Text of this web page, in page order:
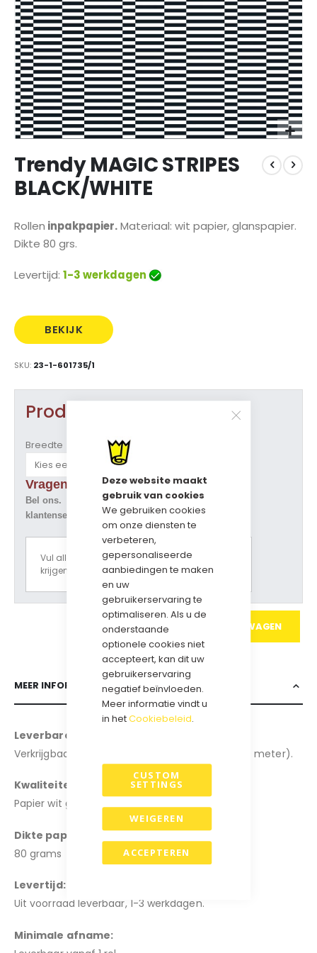
Deze website maakt
gebruik van cookies
We gebruiken cookies
om onze diensten te
verbeteren,
gepersonaliseerde
aanbiedingen te maken
en uw
gebruikerservaring te
optimaliseren. Als u de
onderstaande
optionele cookies niet
accepteert, kan dit uw
gebruikerservaring
negatief beïnvloeden.
Meer informatie vindt u
in hetCookiebeleid.
ACCEPTEREN
CUSTOM
SETTINGS
WEIGEREN
naar
het
begin
de
afbeeldingen-
gallerij
Trendy MAGIC STRIPES
BLACK/WHITE
Rollen inpakpapier.Materiaal: wit papier, glanspapier.
Dikte 80 grs.
Levertijd: 1-3 werkdagen
BEKIJK
SKU 23-1-601735/1
Product opties
Breedte
Vragen over dit artikel ?
Bel ons. Tel. 073-5229800
klantenservice@geschenkdozen.eu
Vul alle opties in om een prijsoverzicht te
krijgen.
IN WINKELWAGEN
MEER INFORMATIE
Leverbare breedtes
Verkrijgbaar in de breedte: 30cm en 50cm (200 meter).
Kwaliteiten:
Papier wit glans
Dikte papier:
80 grams
Levertijd:
Uit voorraad leverbaar, 1-3 werkdagen.
Minimale afname: